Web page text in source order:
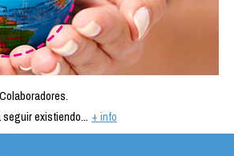
existiendo... + info